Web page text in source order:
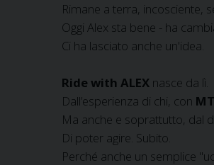
Rimane a terra, incosciente,
Oggi Alex sta bene - ha
Ci ha lasciato anche un'idea.
Ride with ALEX nasce da lì.
Dall’esperienza di chi, con
Ma anche e soprattutto, dal
Di poter agire. Subito.
Perché anche un semplice